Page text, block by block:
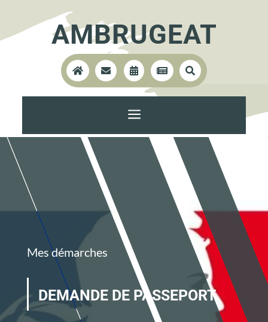
AMBRUGEAT
    
a
Mes démarches
DEMANDE DE PASSEPORT